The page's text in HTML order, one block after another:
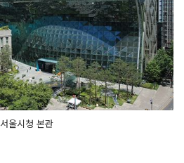
서울시청 본관